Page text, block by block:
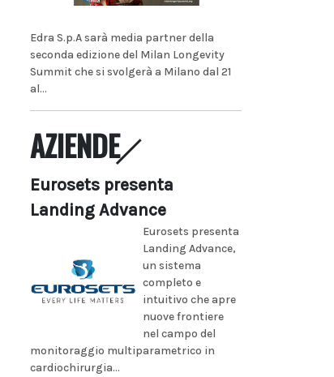
Edra S.p.A sarà media partner della
seconda edizione del Milan Longevity
Summit che si svolgerà a Milano dal 21
al...
AZIENDE
Eurosets presenta
Landing Advance
Eurosets presenta
Landing Advance,
un sistema
completo e
intuitivo che apre
nuove frontiere
nel campo del
monitoraggio multiparametrico in
cardiochirurgia...